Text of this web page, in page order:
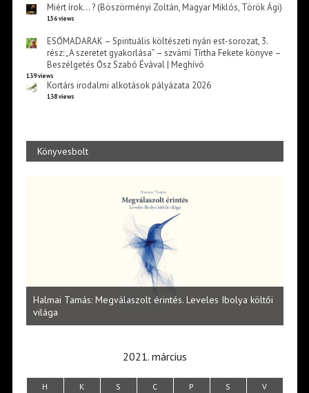
Miért írok… ? (Böszörményi Zoltán, Magyar Miklós, Török Ági)
156 views
ESŐMADARAK – Spirituális költészeti nyári est-sorozat, 3.
rész: „A szeretet gyakorlása” – szvámí Tírtha Fekete könyve –
Beszélgetés Ősz Szabó Évával | Meghívó
139 views
Kortárs irodalmi alkotások pályázata 2026
138 views
Könyvesbolt
Halmai Tamás: Megválaszolt érintés. Leveles Ibolya költői
világa
2021. március
H K S C P S V